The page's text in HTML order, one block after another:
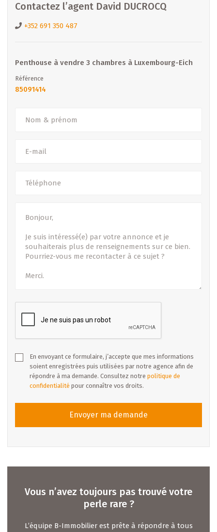
Contactez l’agent David DUCROCQ
+352 691 350 487
Penthouse à vendre 3 chambres à Luxembourg-Eich
Référence
85091414
En envoyant ce formulaire, j’accepte que mes informations
soient enregistrées puis utilisées par notre agence afin de
répondre à ma demande. Consultez notre politique de
confidentialité pour connaître vos droits.
Envoyer ma demande
Vous n’avez toujours pas trouvé votre
perle rare ?
L’équipe B-Immobilier est prête à répondre à tous